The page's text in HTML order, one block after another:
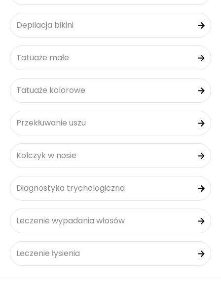
Depilacja bikini
Tatuaże małe
Tatuaże kolorowe
Przekłuwanie uszu
Kolczyk w nosie
Diagnostyka trychologiczna
Leczenie wypadania włosów
Leczenie łysienia